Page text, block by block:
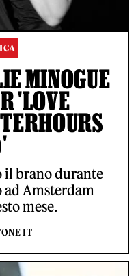
MINOGUE
'LOVE
il brano durante
Amsterdam
mese.
IT